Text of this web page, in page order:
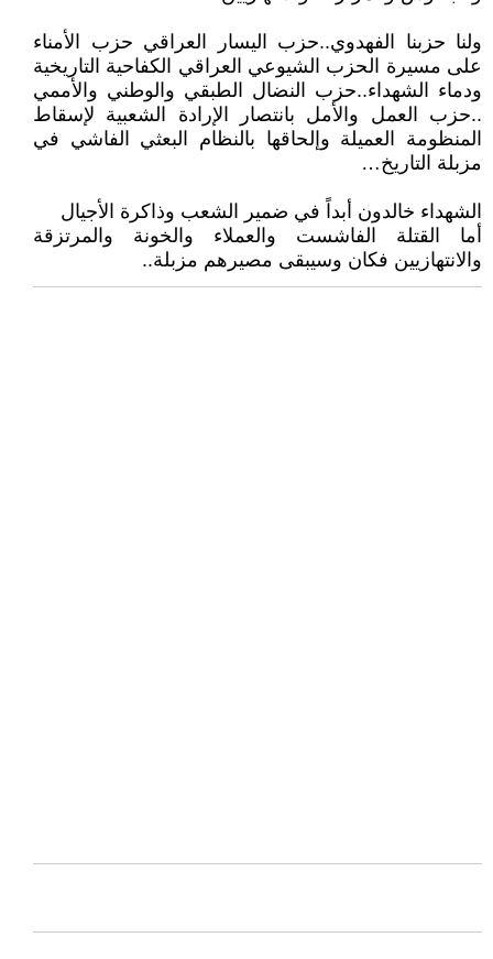
ولنا حزبنا الفهدوي..حزب اليسار العراقي حزب الأمناء
على مسيرة الحزب الشيوعي العراقي الكفاحية التاريخية
ودماء الشهداء..حزب النضال الطبقي والوطني والأممي
..حزب العمل والأمل بانتصار الإرادة الشعبية لإسقاط
المنظومة العميلة وإلحاقها بالنظام البعثي الفاشي في
مزبلة التاريخ…
الشهداء خالدون أبداً في ضمير الشعب وذاكرة الأجيال
أما القتلة الفاشست والعملاء والخونة والمرتزقة
والانتهازيين فكان وسيبقى مصيرهم مزبلة..